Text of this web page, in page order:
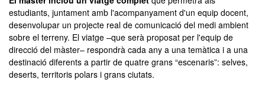
estudiants, juntament amb l'acompanyament d'un equip docent,
desenvolupar un projecte real de comunicació del medi ambient
sobre el terreny. El viatge –que serà proposat per l'equip de
direcció del màster– respondrà cada any a una temàtica i a una
destinació diferents a partir de quatre grans “escenaris”: selves,
deserts, territoris polars i grans ciutats.